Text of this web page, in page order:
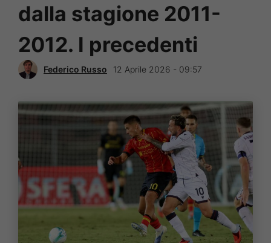
dalla stagione 2011-
2012. I precedenti
Federico Russo 12 Aprile 2026 - 09:57